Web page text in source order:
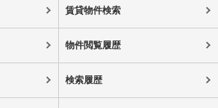
賃貸物件検索
物件閲覧履歴
検索履歴